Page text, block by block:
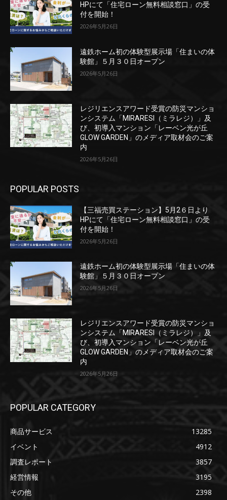
HPにて「住宅ローン無料相談窓口」の受
付を開始！
2026年5月26日
遠鉄ホーム初の体験型展示場「住まいの体
験館」５月３０日オープン
2026年5月26日
レジリエンスアワード受賞の防災マンショ
ンシステム「MIRARESI（ミラレジ）」及
び、初導入マンション「レーベン光が丘
GLOW GARDEN」のメディア取材会のご案
内
2026年5月26日
POPULAR POSTS
【三福売買ステーション】5月2６日より
HPにて「住宅ローン無料相談窓口」の受
付を開始！
2026年5月26日
遠鉄ホーム初の体験型展示場「住まいの体
験館」５月３０日オープン
2026年5月26日
レジリエンスアワード受賞の防災マンショ
ンシステム「MIRARESI（ミラレジ）」及
び、初導入マンション「レーベン光が丘
GLOW GARDEN」のメディア取材会のご案
内
2026年5月26日
POPULAR CATEGORY
商品サービス
13285
イベント
4912
調査レポート
3857
経営情報
3195
その他
2398